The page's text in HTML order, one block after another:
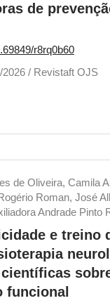
de
r8rq0b60
2026 / Revistaft OJS
de Oliveira, Camila
Roman, José
Andrade Pinto
e treino
funcional